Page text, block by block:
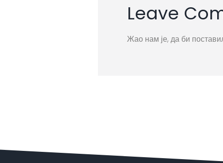
Leave
Жао нам је, да би